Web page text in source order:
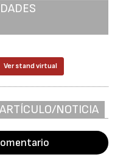
Ver stand virtual
NOTICIA